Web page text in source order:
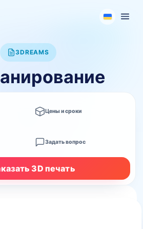
3DREAMS
Цены и сроки
Задать вопрос
3D печать